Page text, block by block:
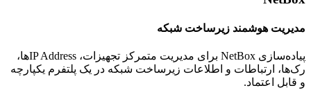
مدیریت هوشمند زیرساخت شبکه
پیاده‌سازی NetBox برای مدیریت متمرکز تجهیزات، IP Addressها،
رک‌ها، ارتباطات و اطلاعات زیرساخت شبکه در یک پلتفرم یکپارچه
و قابل اعتماد.